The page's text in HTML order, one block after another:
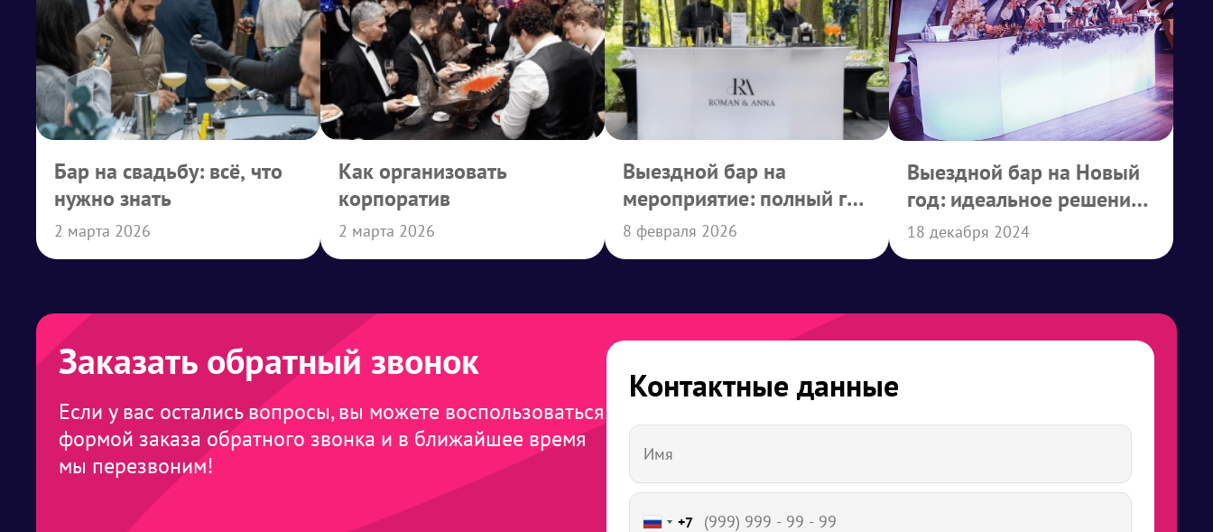
Бар на свадьбу: всё, что
нужно знать
2 марта 2026
Как организовать
корпоратив
2 марта 2026
Выездной бар на
мероприятие: полный гид
по форматам, ценам и
организации
8 февраля 2026
Выездной бар на Новый
год: идеальное решение
для праздника
18 декабря 2024
Заказать обратный звонок
Если у вас остались вопросы, вы можете воспользоваться
формой заказа обратного звонка и в ближайшее время
мы перезвоним!
Контактные данные
+7